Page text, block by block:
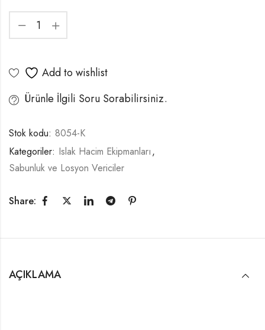
Add to wishlist
Ürünle İlgili Soru Sorabilirsiniz.
Stok kodu: 8054-K
Kategoriler: Islak Hacim Ekipmanları ,
Sabunluk ve Losyon Vericiler
Share:
AÇIKLAMA